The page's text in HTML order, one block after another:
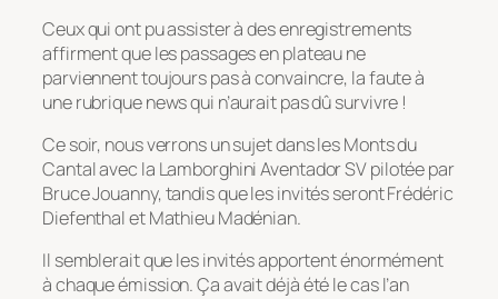
Ceux qui ont pu assister à des enregistrements
affirment que les passages en plateau ne
parviennent toujours pas à convaincre, la faute à
une rubrique news qui n’aurait pas dû survivre !
Ce soir, nous verrons un sujet dans les Monts du
Cantal avec la Lamborghini Aventador SV pilotée par
Bruce Jouanny, tandis que les invités seront Frédéric
Diefenthal et Mathieu Madénian.
Il semblerait que les invités apportent énormément
à chaque émission. Ça avait déjà été le cas l’an